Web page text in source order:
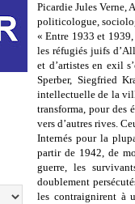
Picardie Jules Verne,
politicologue,
« Entre 1933 et
les réfugiés juifs
et d’artistes en exil
Sperber, Siegfried
intellectuelle de la
transforma, pour des
vers d’autres rives.
Internés pour la
partir de 1942, de
guerre, les
doublement
les contraignirent à